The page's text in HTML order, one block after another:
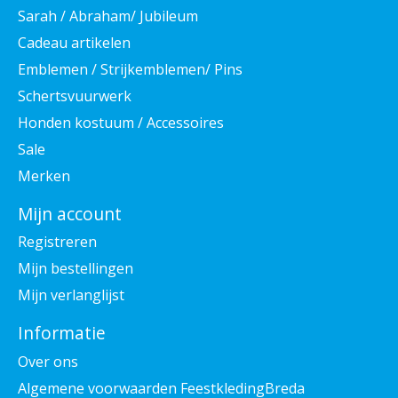
Sarah / Abraham/ Jubileum
Cadeau artikelen
Emblemen / Strijkemblemen/ Pins
Schertsvuurwerk
Honden kostuum / Accessoires
Sale
Merken
Mijn account
Registreren
Mijn bestellingen
Mijn verlanglijst
Informatie
Over ons
Algemene voorwaarden FeestkledingBreda